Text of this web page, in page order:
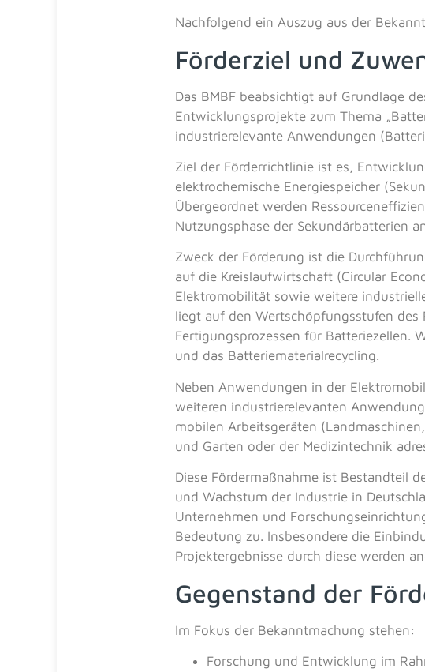
Nachfolgend ein Auszug aus der
Förderziel und
Das BMBF beabsichtigt auf Grundlage
Entwicklungsprojekte zum Thema
industrie­relevante Anwendungen
Ziel der Förderrichtlinie ist es,
elektrochemische Energiespeicher
Übergeordnet werden
Nutzungsphase der Sekundärbatterien
Zweck der Förderung ist die
auf die Kreislaufwirtschaft (Circular
Elektromobilität sowie weitere
liegt auf den Wertschöpfungsstufen des
Fertigungsprozessen für Batteriezellen.
und das Batteriematerialrecycling.
Neben Anwendungen in der
weiteren industrierelevanten
mobilen Arbeitsgeräten
und Garten oder der Medizintechnik
Diese Fördermaßnahme ist Bestandteil
und Wachstum der Industrie in
Unternehmen und
Bedeutung zu. Insbesondere die
Projektergebnisse durch diese werden
Gegenstand der
Im Fokus der Bekanntmachung stehen:
Forschung und Entwicklung im